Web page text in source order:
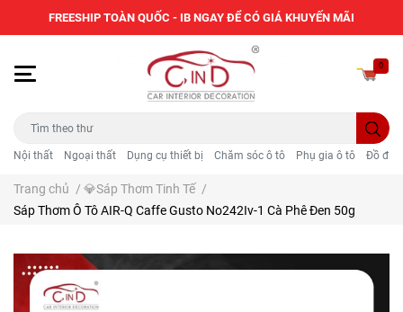
Nội thất Ngoại thất Dụng cụ thiết bị Chăm sóc ô tô Phụ gia ô tô Đồ
0
Trang chủ / 💎Sáp Thơm Tinh Tế /
Sáp Thơm Ô Tô AIR-Q Caffe Gusto No242Iv-1 Cà Phê Đen 50g
FREESHIP TOÀN QUỐC - IB NGAY ĐỂ CÓ GIÁ KHUYẾN MÃI